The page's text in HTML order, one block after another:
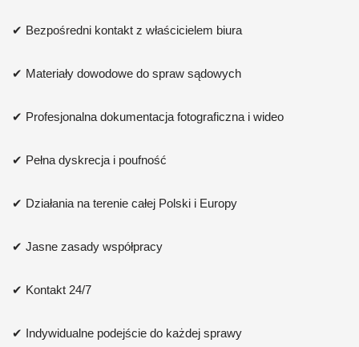
✔ Bezpośredni kontakt z właścicielem biura
✔ Materiały dowodowe do spraw sądowych
✔ Profesjonalna dokumentacja fotograficzna i wideo
✔ Pełna dyskrecja i poufność
✔ Działania na terenie całej Polski i Europy
✔ Jasne zasady współpracy
✔ Kontakt 24/7
✔ Indywidualne podejście do każdej sprawy